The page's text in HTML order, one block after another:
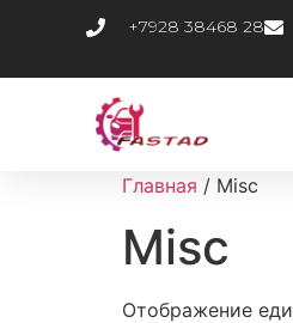
+7928 38468 28
Главная / Misc
Misc
Отображение